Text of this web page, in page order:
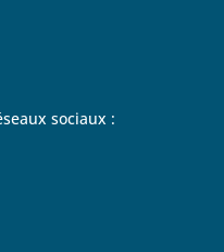
sociaux :